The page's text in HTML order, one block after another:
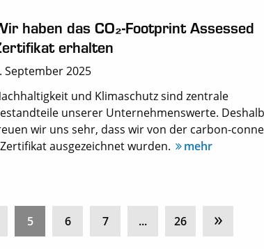
haben das CO₂-Footprint Assessed
erhalten
September 2025
und Klimaschutz sind zentrale
unserer Unternehmenswerte. Deshalb
wir uns sehr, dass wir von der carbon-
ausgezeichnet wurden.
mehr
5 6 7 ... 26 »